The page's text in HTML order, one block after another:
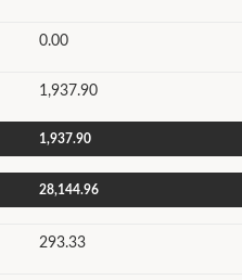
0.00
1,937.90
1,937.90
28,144.96
293.33